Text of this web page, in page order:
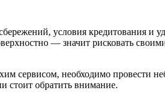
условия кредитования и
— значит рисковать
сервисом, необходимо провести
стоит обратить внимание.